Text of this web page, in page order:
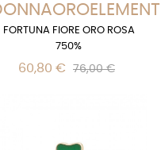
FORTUNA FIORE ORO ROSA
750%
60,80 € 76,00 €